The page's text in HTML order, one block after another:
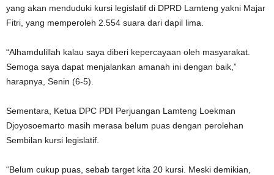
yang akan menduduki kursi legislatif di DPRD Lamteng yakni Majar
Fitri, yang memperoleh 2.554 suara dari dapil lima.
“Alhamdulillah kalau saya diberi kepercayaan oleh masyarakat.
Semoga saya dapat menjalankan amanah ini dengan baik,”
harapnya, Senin (6-5).
Sementara, Ketua DPC PDI Perjuangan Lamteng Loekman
Djoyosoemarto masih merasa belum puas dengan perolehan
Sembilan kursi legislatif.
“Belum cukup puas, sebab target kita 20 kursi. Meski demikian,